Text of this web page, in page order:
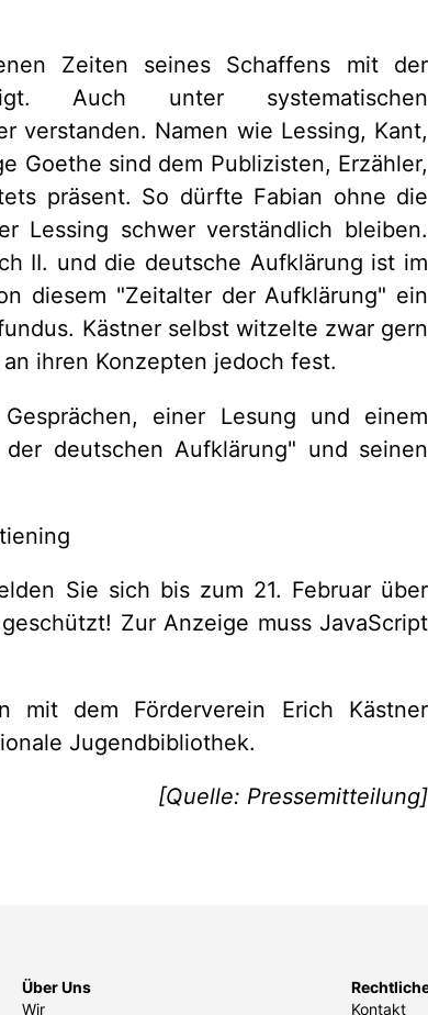
Zeiten seines Schaffens mit der
Auch unter systematischen
verstanden. Namen wie Lessing, Kant,
Goethe sind dem Publizisten, Erzähler,
präsent. So dürfte Fabian ohne die
Lessing schwer verständlich bleiben.
II. und die deutsche Aufklärung ist im
diesem "Zeitalter der Aufklärung" ein
Kästner selbst witzelte zwar gern
ihren Konzepten jedoch fest.
einer Lesung und einem
deutschen Aufklärung" und seinen
Sie sich bis zum 21. Februar über
Zur Anzeige muss JavaScript
mit dem Förderverein Erich Kästner
Jugendbibliothek.
[Quelle: Pressemitteilung]
Über Uns
Wir
Kontakt